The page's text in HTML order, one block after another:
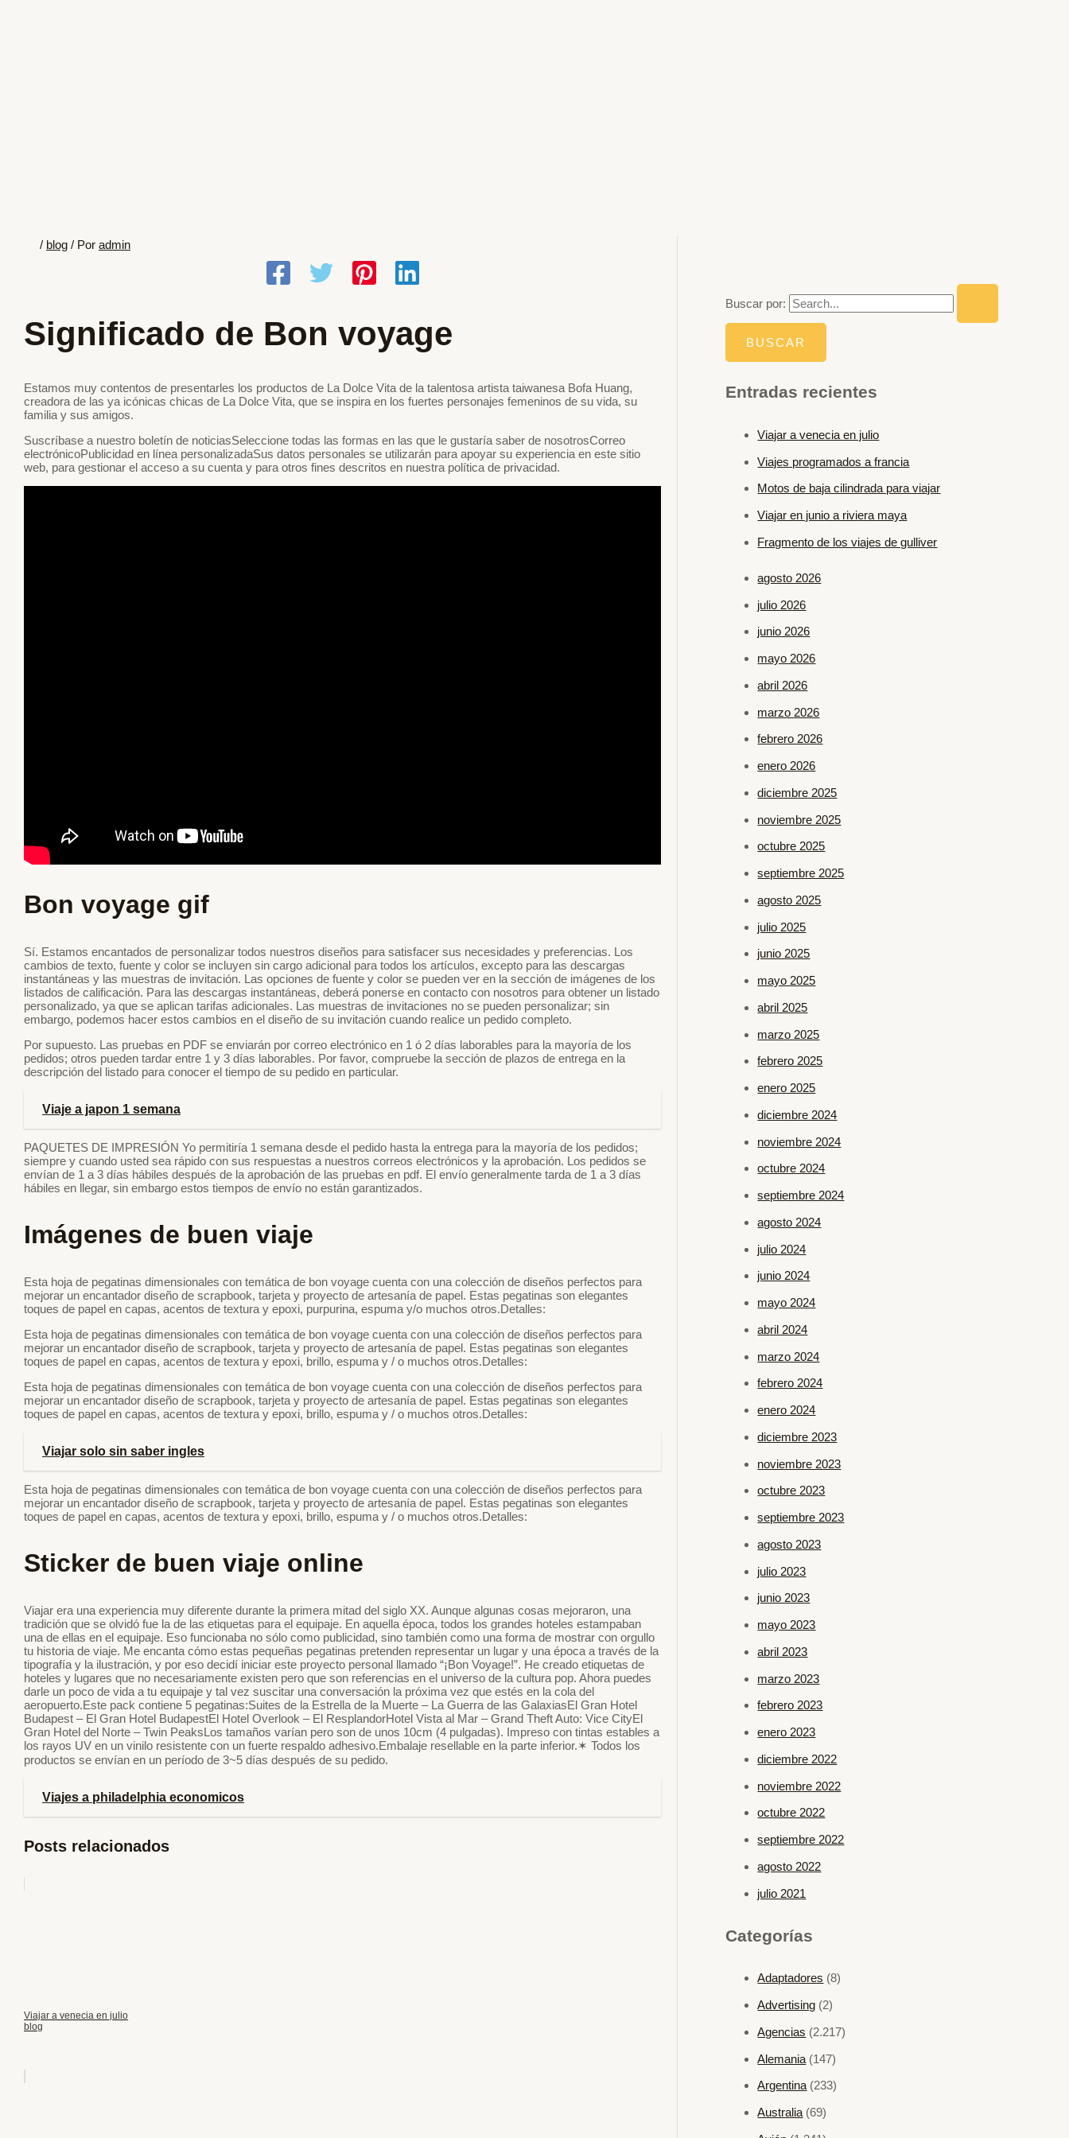
/ blog / Por admin
Significado de Bon voyage
Estamos muy contentos de presentarles los productos de La Dolce Vita de la talentosa artista taiwanesa Bofa Huang,
creadora de las ya icónicas chicas de La Dolce Vita, que se inspira en los fuertes personajes femeninos de su vida, su
familia y sus amigos.
Suscríbase a nuestro boletín de noticiasSeleccione todas las formas en las que le gustaría saber de nosotrosCorreo
electrónicoPublicidad en línea personalizadaSus datos personales se utilizarán para apoyar su experiencia en este sitio
web, para gestionar el acceso a su cuenta y para otros fines descritos en nuestra política de privacidad.
Bon voyage gif
Sí. Estamos encantados de personalizar todos nuestros diseños para satisfacer sus necesidades y preferencias. Los
cambios de texto, fuente y color se incluyen sin cargo adicional para todos los artículos, excepto para las descargas
instantáneas y las muestras de invitación. Las opciones de fuente y color se pueden ver en la sección de imágenes de los
listados de calificación. Para las descargas instantáneas, deberá ponerse en contacto con nosotros para obtener un listado
personalizado, ya que se aplican tarifas adicionales. Las muestras de invitaciones no se pueden personalizar; sin
embargo, podemos hacer estos cambios en el diseño de su invitación cuando realice un pedido completo.
Por supuesto. Las pruebas en PDF se enviarán por correo electrónico en 1 ó 2 días laborables para la mayoría de los
pedidos; otros pueden tardar entre 1 y 3 días laborables. Por favor, compruebe la sección de plazos de entrega en la
descripción del listado para conocer el tiempo de su pedido en particular.
Viaje a japon 1 semana
PAQUETES DE IMPRESIÓN Yo permitiría 1 semana desde el pedido hasta la entrega para la mayoría de los pedidos;
siempre y cuando usted sea rápido con sus respuestas a nuestros correos electrónicos y la aprobación. Los pedidos se
envían de 1 a 3 días hábiles después de la aprobación de las pruebas en pdf. El envío generalmente tarda de 1 a 3 días
hábiles en llegar, sin embargo estos tiempos de envío no están garantizados.
Imágenes de buen viaje
Esta hoja de pegatinas dimensionales con temática de bon voyage cuenta con una colección de diseños perfectos para
mejorar un encantador diseño de scrapbook, tarjeta y proyecto de artesanía de papel. Estas pegatinas son elegantes
toques de papel en capas, acentos de textura y epoxi, purpurina, espuma y/o muchos otros.Detalles:
Esta hoja de pegatinas dimensionales con temática de bon voyage cuenta con una colección de diseños perfectos para
mejorar un encantador diseño de scrapbook, tarjeta y proyecto de artesanía de papel. Estas pegatinas son elegantes
toques de papel en capas, acentos de textura y epoxi, brillo, espuma y / o muchos otros.Detalles:
Esta hoja de pegatinas dimensionales con temática de bon voyage cuenta con una colección de diseños perfectos para
mejorar un encantador diseño de scrapbook, tarjeta y proyecto de artesanía de papel. Estas pegatinas son elegantes
toques de papel en capas, acentos de textura y epoxi, brillo, espuma y / o muchos otros.Detalles:
Viajar solo sin saber ingles
Esta hoja de pegatinas dimensionales con temática de bon voyage cuenta con una colección de diseños perfectos para
mejorar un encantador diseño de scrapbook, tarjeta y proyecto de artesanía de papel. Estas pegatinas son elegantes
toques de papel en capas, acentos de textura y epoxi, brillo, espuma y / o muchos otros.Detalles:
Sticker de buen viaje online
Viajar era una experiencia muy diferente durante la primera mitad del siglo XX. Aunque algunas cosas mejoraron, una
tradición que se olvidó fue la de las etiquetas para el equipaje. En aquella época, todos los grandes hoteles estampaban
una de ellas en el equipaje. Eso funcionaba no sólo como publicidad, sino también como una forma de mostrar con orgullo
tu historia de viaje. Me encanta cómo estas pequeñas pegatinas pretenden representar un lugar y una época a través de la
tipografía y la ilustración, y por eso decidí iniciar este proyecto personal llamado “¡Bon Voyage!”. He creado etiquetas de
hoteles y lugares que no necesariamente existen pero que son referencias en el universo de la cultura pop. Ahora puedes
darle un poco de vida a tu equipaje y tal vez suscitar una conversación la próxima vez que estés en la cola del
aeropuerto.Este pack contiene 5 pegatinas:Suites de la Estrella de la Muerte – La Guerra de las GalaxiasEl Gran Hotel
Budapest – El Gran Hotel BudapestEl Hotel Overlook – El ResplandorHotel Vista al Mar – Grand Theft Auto: Vice CityEl
Gran Hotel del Norte – Twin PeaksLos tamaños varían pero son de unos 10cm (4 pulgadas). Impreso con tintas estables a
los rayos UV en un vinilo resistente con un fuerte respaldo adhesivo.Embalaje resellable en la parte inferior.✶ Todos los
productos se envían en un período de 3~5 días después de su pedido.
Viajes a philadelphia economicos
Posts relacionados
Viajar a venecia en julio
blog
Buscar por:
Entradas recientes
Viajar a venecia en julio
Viajes programados a francia
Motos de baja cilindrada para viajar
Viajar en junio a riviera maya
Fragmento de los viajes de gulliver
agosto 2026
julio 2026
junio 2026
mayo 2026
abril 2026
marzo 2026
febrero 2026
enero 2026
diciembre 2025
noviembre 2025
octubre 2025
septiembre 2025
agosto 2025
julio 2025
junio 2025
mayo 2025
abril 2025
marzo 2025
febrero 2025
enero 2025
diciembre 2024
noviembre 2024
octubre 2024
septiembre 2024
agosto 2024
julio 2024
junio 2024
mayo 2024
abril 2024
marzo 2024
febrero 2024
enero 2024
diciembre 2023
noviembre 2023
octubre 2023
septiembre 2023
agosto 2023
julio 2023
junio 2023
mayo 2023
abril 2023
marzo 2023
febrero 2023
enero 2023
diciembre 2022
noviembre 2022
octubre 2022
septiembre 2022
agosto 2022
julio 2021
Categorías
Adaptadores (8)
Advertising (2)
Agencias (2.217)
Alemania (147)
Argentina(233)
Australia (69)